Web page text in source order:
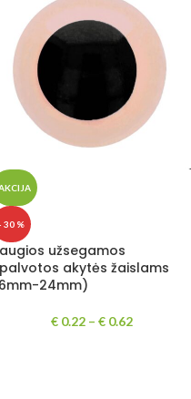
30 %
užsegamos
akytės žaislams
24mm)
€0.22 – €0.62